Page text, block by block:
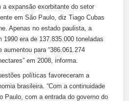
a expansão exorbitante do setor
em São Paulo, diz Tiago Cubas
Apenas no estado paulista, a
1990 era de 137.835.000 toneladas
aumentou para “386.061.274
em 2008, informa.
políticas favoreceram a
brasileira. “Com a continuidade
Paulo, com a entrada do governo do